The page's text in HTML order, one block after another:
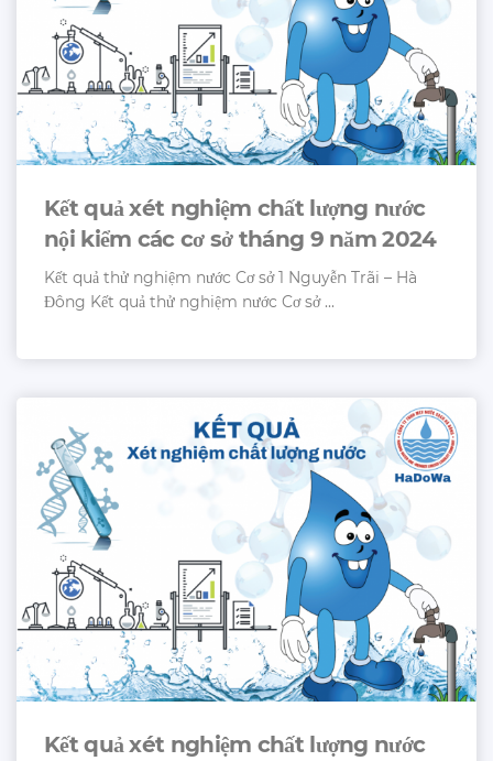
Kết quả xét nghiệm chất lượng nước
nội kiểm các cơ sở tháng 9 năm 2024
Kết quả thử nghiệm nước Cơ sở 1 Nguyễn Trãi – Hà
Đông Kết quả thử nghiệm nước Cơ sở ...
Kết quả xét nghiệm chất lượng nước